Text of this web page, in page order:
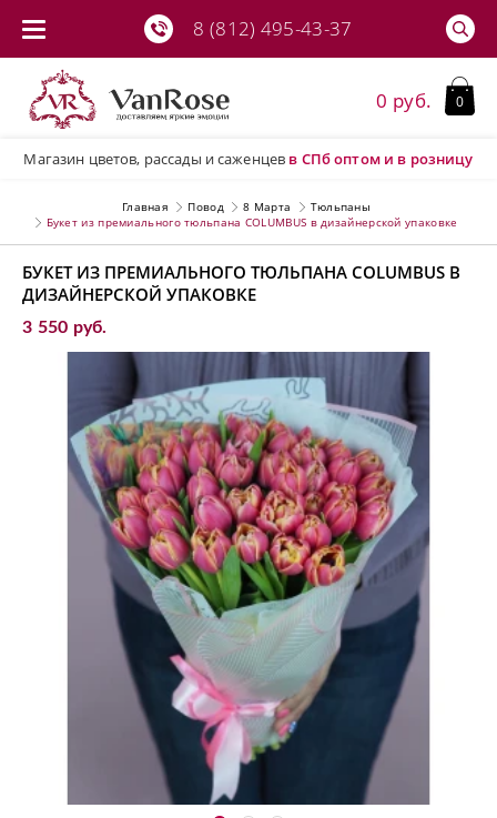
8 (812) 495-43-37
Магазин цветов, рассады и саженцев в СПбоптом и в розницу
0 руб. 0
Главная Повод 8 Марта
Тюльпаны
Букет из премиального тюльпана COLUMBUS в дизайнерской упаковке
БУКЕТ ИЗ ПРЕМИАЛЬНОГО ТЮЛЬПАНА COLUMBUS В
ДИЗАЙНЕРСКОЙ УПАКОВКЕ
3 550 руб.